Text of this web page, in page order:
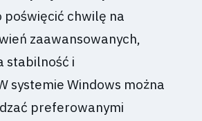
poświęcić chwilę na
zaawansowanych,
stabilność i
systemie Windows można
preferowanymi